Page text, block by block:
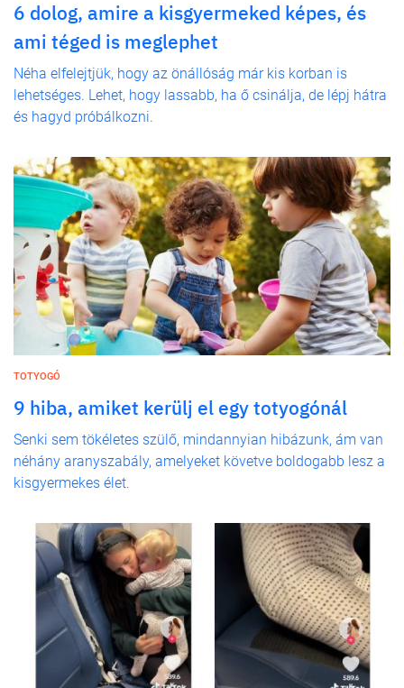
6 dolog, amire a kisgyermeked képes, és
ami téged is meglephet
Néha elfelejtjük, hogy az önállóság már kis korban is
lehetséges. Lehet, hogy lassabb, ha ő csinálja, de lépj hátra
és hagyd próbálkozni.
TOTYOGÓ
9 hiba, amiket kerülj el egy totyogónál
Senki sem tökéletes szülő, mindannyian hibázunk, ám van
néhány aranyszabály, amelyeket követve boldogabb lesz a
kisgyermekes élet.